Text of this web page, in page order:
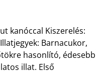
kanóccal Kiszerelés:
Barnacukor,
hasonlító, édesebb
illat. Első